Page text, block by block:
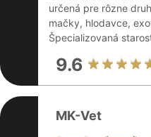
určená pre rôzne
mačky, hlodavce,
Špecializovaná
9.6
MK-Vet